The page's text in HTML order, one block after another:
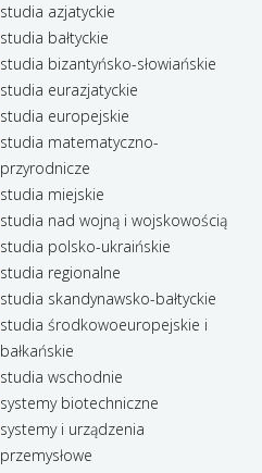
studia azjatyckie
studia bałtyckie
studia bizantyńsko-słowiańskie
studia eurazjatyckie
studia europejskie
studia matematyczno-
przyrodnicze
studia miejskie
studia nad wojną i wojskowością
studia polsko-ukraińskie
studia regionalne
studia skandynawsko-bałtyckie
studia środkowoeuropejskie i
bałkańskie
studia wschodnie
systemy biotechniczne
systemy i urządzenia
przemysłowe